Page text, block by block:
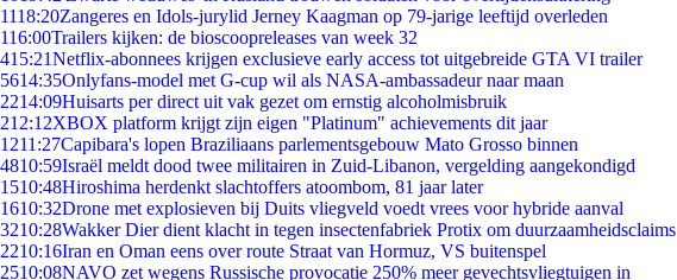
1118:20Zangeres en Idols-jurylid Jerney Kaagman op 79-jarige leeftijd overleden
116:00Trailers kijken: de bioscoopreleases van week 32
415:21Netflix-abonnees krijgen exclusieve early access tot uitgebreide GTA VI trailer
5614:35Onlyfans-model met G-cup wil als NASA-ambassadeur naar maan
2214:09Huisarts per direct uit vak gezet om ernstig alcoholmisbruik
212:12XBOX platform krijgt zijn eigen "Platinum" achievements dit jaar
1211:27Capibara's lopen Braziliaans parlementsgebouw Mato Grosso binnen
4810:59Israël meldt dood twee militairen in Zuid-Libanon, vergelding aangekondigd
1510:48Hiroshima herdenkt slachtoffers atoombom, 81 jaar later
1610:32Drone met explosieven bij Duits vliegveld voedt vrees voor hybride aanval
3210:28Wakker Dier dient klacht in tegen insectenfabriek Protix om duurzaamheidsclaims
2210:16Iran en Oman eens over route Straat van Hormuz, VS buitenspel
2510:08NAVO zet wegens Russische provocatie 250% meer gevechtsvliegtuigen in